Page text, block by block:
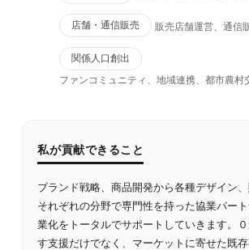
店舗・通信販売 販売店舗運営、通信
関係人口創出
ファンコミュニティ、地域連携、都市農村
私が貢献できること
ブランド戦略、商品開発から各種デザイン、
それぞれの分野で専門性を持った協業パー
業化をトータルでサポートしていきます。
す支援だけでなく、マーケットに寄せた既